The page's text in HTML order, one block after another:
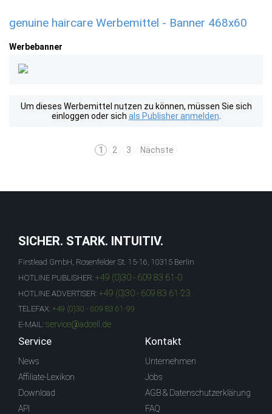
genuine haircare Werbemittel - Banner 468x60
Werbebanner
Um dieses Werbemittel nutzen zu können, müssen Sie sich
einloggen oder sich als Publisher anmelden
1 2 3 Nächste
SICHER. STARK. INTUITIV.
Firstlead GmbH, Rosenfelder St. 15-16, 10315 Berlin
HOTLINE PUBLISHER: +49 (0)30 - 609 83 61-0
HOTLINE ADVERTISER: +49 (0)30 - 609 83 61-23
TELEFAX: +49 (0)30 - 609 83 61-99
E-MAIL: service@adcell.de
Service
News
Affiliate-Lexikon
Download
API
Kontakt
Unternehmen
Jobs
AGB & Datenschutzerklärung
FAQ